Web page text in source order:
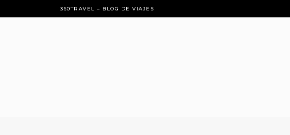
360TRAVEL – BLOG DE VIAJES